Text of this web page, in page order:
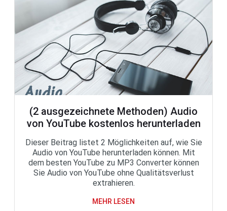
(2 ausgezeichnete Methoden) Audio
von YouTube kostenlos herunterladen
Dieser Beitrag listet 2 Möglichkeiten auf, wie Sie
Audio von YouTube herunterladen können. Mit
dem besten YouTube zu MP3 Converter können
Sie Audio von YouTube ohne Qualitätsverlust
extrahieren.
MEHR LESEN